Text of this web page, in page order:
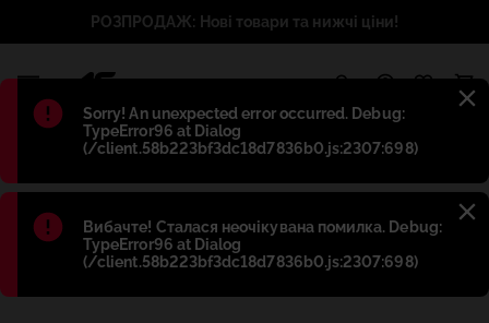
Błąd:
Sorry! An unexpected error occurred. Debug:
TypeError96 at Dialog
(/client.58b223bf3dc18d7836b0.js:2307:698)
Błąd:
Вибачте! Сталася неочікувана помилка. Debug:
TypeError96 at Dialog
(/client.58b223bf3dc18d7836b0.js:2307:698)
РОЗПРОДАЖ: Нові товари та нижчі ціни!